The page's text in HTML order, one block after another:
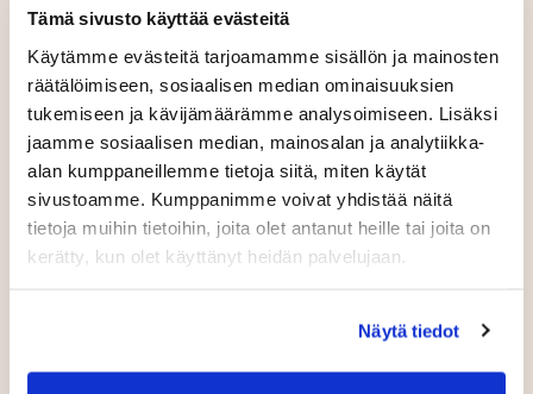
Tämä sivusto käyttää evästeitä
Käytämme evästeitä tarjoamamme sisällön ja mainosten
räätälöimiseen, sosiaalisen median ominaisuuksien
tukemiseen ja kävijämäärämme analysoimiseen. Lisäksi
jaamme sosiaalisen median, mainosalan ja analytiikka-
alan kumppaneillemme tietoja siitä, miten käytät
sivustoamme. Kumppanimme voivat yhdistää näitä
tietoja muihin tietoihin, joita olet antanut heille tai joita on
kerätty, kun olet käyttänyt heidän palvelujaan.
Näytä tiedot